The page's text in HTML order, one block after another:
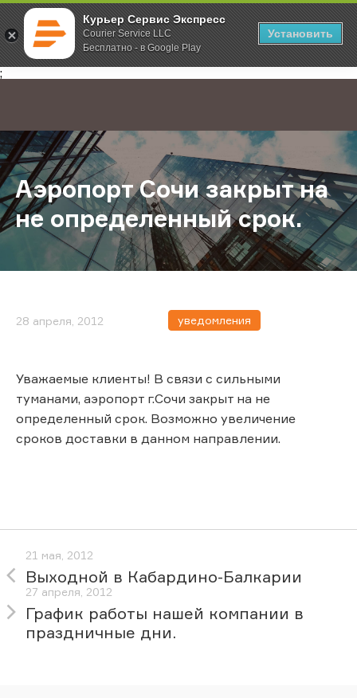
Курьер Сервис Экспресс
Courier Service LLC
Бесплатно - в Google Play
Установить
;
Главная О компании Новости Аэропорт Сочи закрыт на не
Аэропорт Сочи закрыт на
не определенный срок.
28 апреля, 2012 уведомления
Уважаемые клиенты! В связи с сильными
туманами, аэропорт г.Сочи закрыт на не
определенный срок. Возможно увеличение
сроков доставки в данном направлении.
21 мая, 2012
Выходной в Кабардино-Балкарии
27 апреля, 2012
График работы нашей компании в
праздничные дни.